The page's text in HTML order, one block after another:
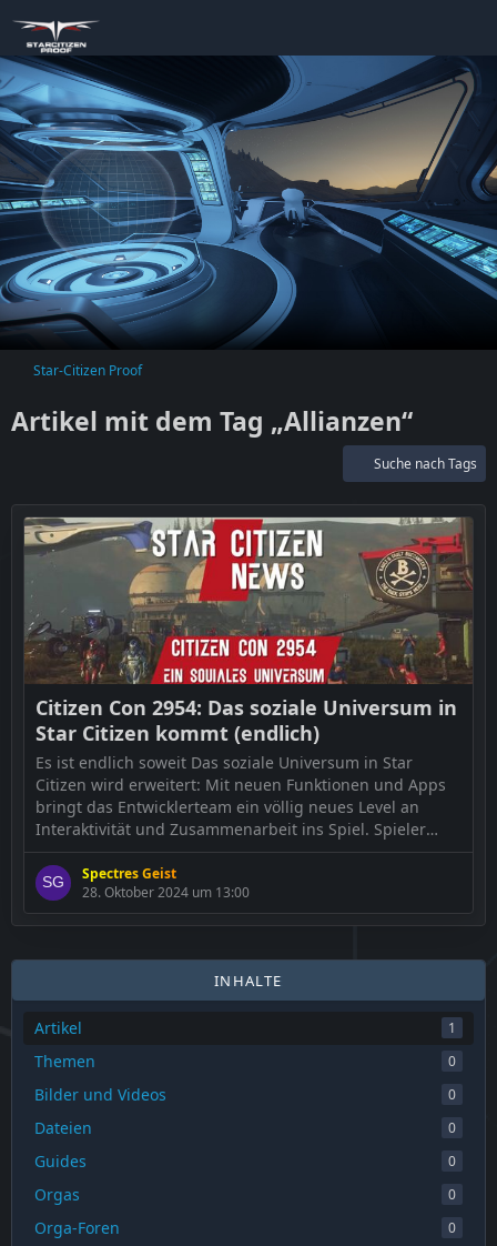
Star-Citizen Proof
Artikel mit dem Tag „Allianzen“
Suche nach Tags
Citizen Con 2954: Das soziale Universum in
Star Citizen kommt (endlich)
Es ist endlich soweit Das soziale Universum in Star
Citizen wird erweitert: Mit neuen Funktionen und Apps
bringt das Entwicklerteam ein völlig neues Level an
Interaktivität und Zusammenarbeit ins Spiel. Spieler
können sich jetzt einfacher vernetzen, organisieren und
sogar ihre Vertrauenswürdigkeit bewerten. Doch wie gut
sind diese Funktionen wirklich? Ein genauer Blick zeigt
die Stärken […]
Der BeitragCitizen Con 2954: Das soziale Universum in
Star Citizen kommt (endlich)erschien zuerst auf
Spectres Geist
28. Oktober 2024 um 13:00
INHALTE
Artikel 1
Themen 0
Bilder und Videos 0
Dateien 0
Guides 0
Orgas 0
Orga-Foren 0